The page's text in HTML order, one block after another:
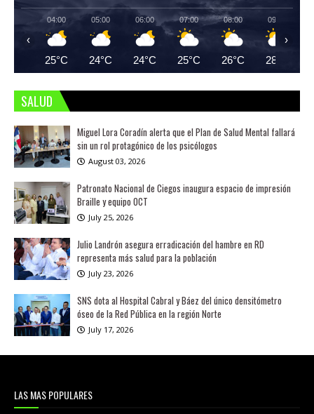
04:00
25°C
05:00
24°C
06:00
24°C
07:00
25°C
08:00
26°C
09:00
28°C
‹ ›
SALUD
Miguel Lora Coradín alerta que el Plan de Salud Mental fallará
sin un rol protagónico de los psicólogos
August 03, 2026
Patronato Nacional de Ciegos inaugura espacio de impresión
Braille y equipo OCT
July 25, 2026
Julio Landrón asegura erradicación del hambre en RD
representa más salud para la población
July 23, 2026
SNS dota al Hospital Cabral y Báez del único densitómetro
óseo de la Red Pública en la región Norte
July 17, 2026
LAS MAS POPULARES